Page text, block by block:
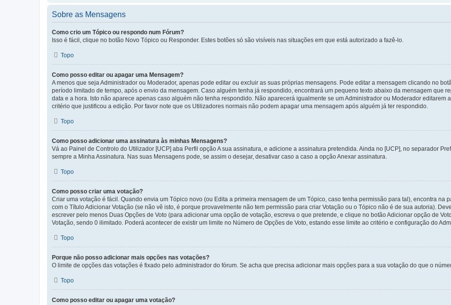
Sobre as Mensagens
Como crio um Tópico ou respondo num Fórum?
Isso é fácil, clique no botão Novo Tópico ou Responder. Estes botões só são visíveis nas situações em que está autorizado a fazê-lo.
Topo
Como posso editar ou apagar uma Mensagem?
A menos que seja Administrador ou Moderador, apenas pode editar ou excluir as suas próprias mensagens. Pode editar a mensagem clicando no
período limitado de tempo, após o envio da mensagem. Caso alguém tenha já respondido, encontrará um pequeno texto abaixo da mensagem que
data e a hora. Isto não aparece apenas caso alguém não tenha respondido. Não aparecerá igualmente se um Administrador ou Moderador editarem
critério que justificou a edição. Por favor note que os Utilizadores normais não podem apagar uma mensagem após alguém já ter respondido.
Topo
Como posso adicionar uma assinatura às minhas Mensagens?
Vá ao Painel de Controlo do Utilizador [UCP] aba Perfil opção A sua assinatura, e adicione a assinatura pretendida. Ainda no [UCP], no separador
sempre a Minha Assinatura. Nas suas Mensagens pode, se assim o desejar, desativar caso a caso a opção Anexar assinatura.
Topo
Como posso criar uma votação?
Criar uma votação é fácil. Quando envia um Tópico novo (ou Edita a primeira mensagem de um Tópico, caso tenha permissão para tal), encontra na
com o Título Adicionar Votação (se não vê isto, é porque provavelmente não tem permissão para criar Votação ou o Tópico não é de sua autoria).
escrever pelo menos Duas Opções de Voto (para adicionar uma opção de votação, escreva o que pretende, e clique no botão Adicionar opção de
Votação, sendo 0 ilimitado. Poderá acontecer de existir um limite no Número de Opções de Voto, estando esse limite ao critério e configuração do
Topo
Porque não posso adicionar mais opções nas votações?
O limite de opções das votações é fixado pelo administrador do fórum. Se acha que precisa adicionar mais opções para a sua votação do que o
Topo
Como posso editar ou apagar uma votação?